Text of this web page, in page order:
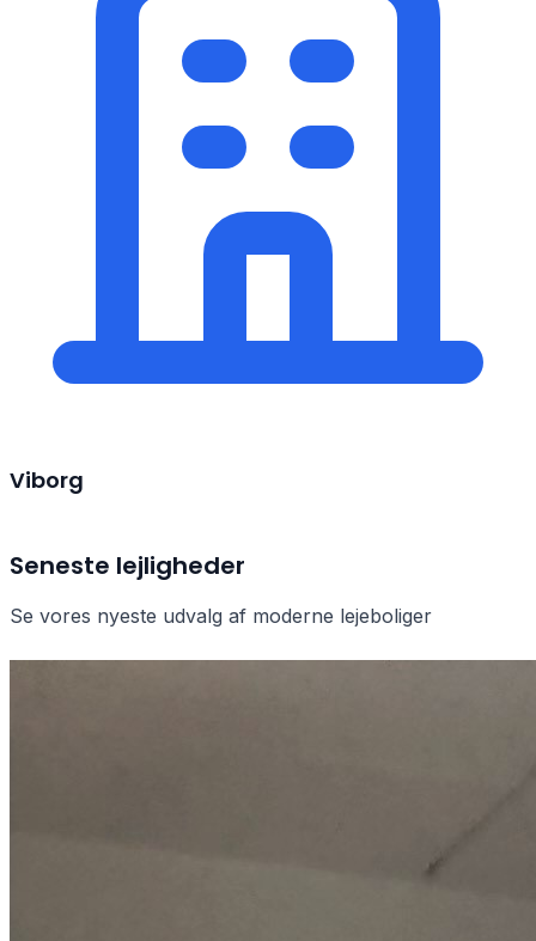
Viborg
Seneste lejligheder
Se vores nyeste udvalg af moderne lejeboliger